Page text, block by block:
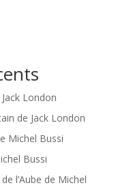
London
de Jack London
Michel Bussi
Bussi
l’Aube de Michel